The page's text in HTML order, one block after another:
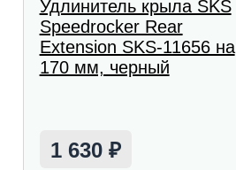
Удлинитель крыла SKS
Speedrocker Rear
Extension SKS-11656 на
170 мм, черный
1 630 ₽